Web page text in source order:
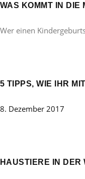
WAS KOMMT IN DIE
Wer einen
5 TIPPS, WIE IHR
8. Dezember 2017
HAUSTIERE IN DER